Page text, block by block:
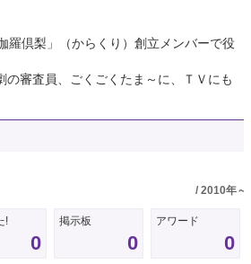
羅倶梨」（からくり）創立メンバーで役
の審査員、ごくごくたま～に、ＴＶにも
/ 2010年～
!
0
掲示板
0
アワード
0